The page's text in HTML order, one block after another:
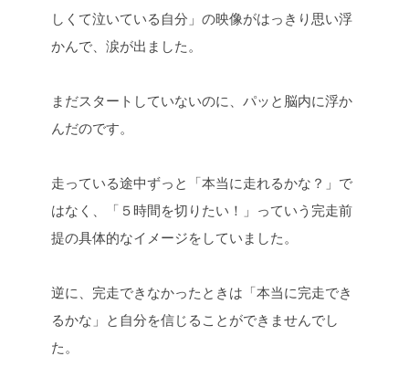
しくて泣いている自分」 の映像がはっきり思い浮
かんで、涙が出ました。
まだスタートしていないのに、 パッと脳内に浮か
んだのです。
走っている途中ずっと 「本当に走れるかな？」で
はなく、
「５時間を切りたい！」っていう 完走前
提の具体的なイメージをしていました。
逆に、完走できなかったときは 「本当に完走でき
るかな」 と自分を信じることができませんでし
た。